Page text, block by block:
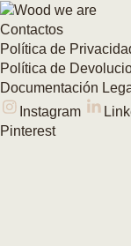
Contactos
Política de
Política de
Documentación
Instagram
Pinterest